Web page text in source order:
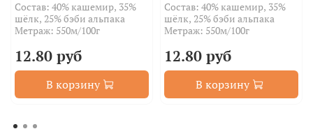
Состав: 40% кашемир, 35%
шёлк, 25% бэби альпака
Метраж: 550м/100г
12.80 руб
В корзину
Состав: 40% кашемир, 35%
шёлк, 25% бэби альпака
Метраж: 550м/100г
12.80 руб
В корзину